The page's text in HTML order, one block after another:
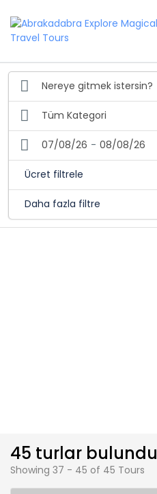
07/08/26 - 08/08/26
Ücret filtrele
Daha fazla filtre
45 turlar bulundu
Showing 37 - 45 of 45 Tours